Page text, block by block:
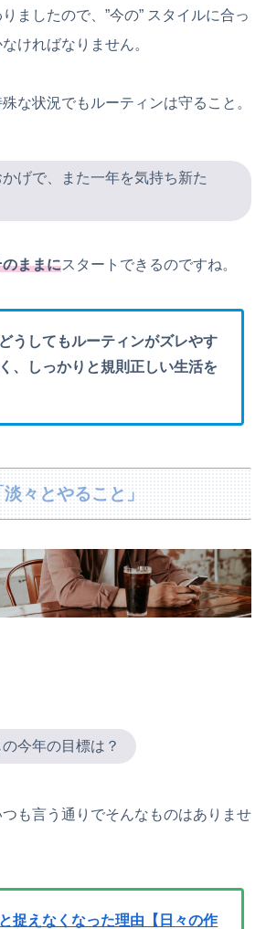
ましたので、”今の” スタイルに合っ
ければなりません。
な状況でもルーティンは守ること。
かげで、また一年を気持ち新た
ままにスタートできるのですね。
うしてもルーティンがズレやす
、しっかりと規則正しい生活を
々とやること」
今年の目標は？
も言う通りでそんなものはありませ
捉えなくなった理由【日々の作